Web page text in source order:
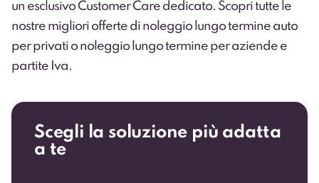
un esclusivo Customer Care dedicato. Scopri tutte le
nostre migliori offerte di noleggio lungo termine auto
per privati onoleggio lungo termine per aziende e
partite Iva.
Scegli la soluzione più adatta
a te